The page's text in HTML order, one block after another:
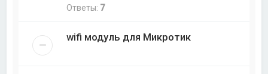
Ответы: 7
wifi модуль для Микротик